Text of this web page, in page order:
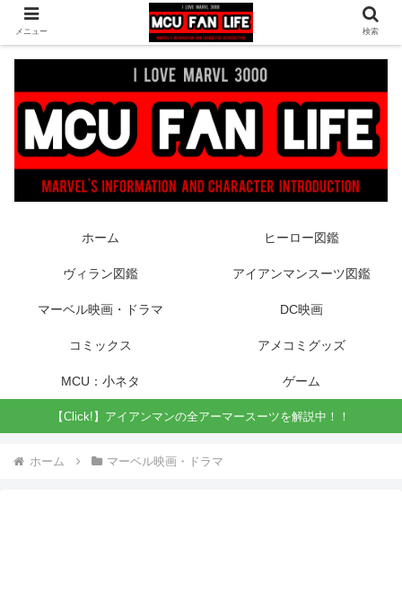
ヒーロー映画やコミック、フィギュアなどマーベル最新情報をお届け！時々
DCもあり！
ホーム ヒーロー図鑑
ヴィラン図鑑 アイアンマンスーツ図鑑
マーベル映画・ドラマ DC映画
コミックス アメコミグッズ
MCU：小ネタ ゲーム
【Click!】アイアンマンの全アーマースーツを解説中！！
ホーム マーベル映画・ドラマ
メニュー 検索